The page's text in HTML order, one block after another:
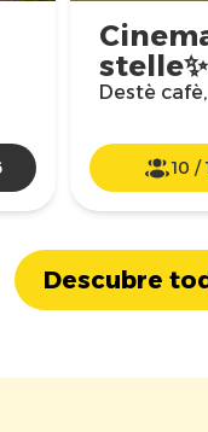
stelle✨
Destè
10 /
Descubre